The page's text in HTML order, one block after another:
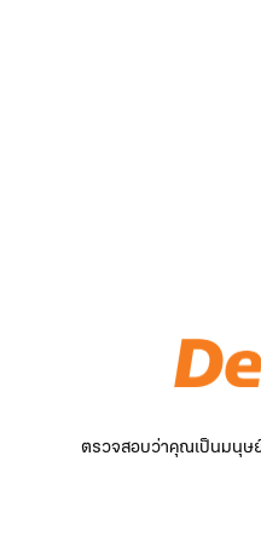
ตรวจสอบว่าคุณเป็นมนุษ